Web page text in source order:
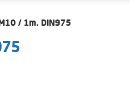
/ 1m. DIN975